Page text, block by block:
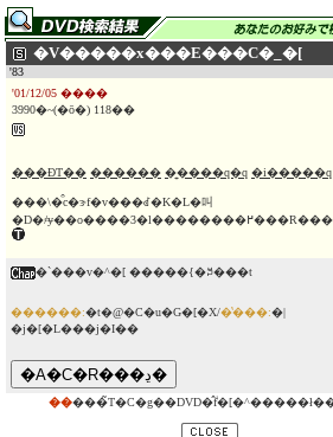
�V�����x���E���C�_�[
'83
'01/12/05 ����
3990�~(�ō�) 118��
���ĐT�� ������ �͍����q�q �i�����q
���\�͒c�ɝf�v���ꂽ�K�L�叫
�`���v�^�[ �����{�ꎚ���t
������:�t�@�C�u�G�[�X/�̔���:�|
�j�[�L���j�I��
��